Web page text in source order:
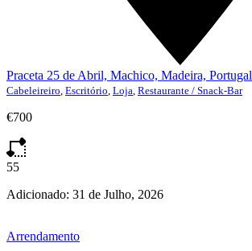
Praceta 25 de Abril, Machico, Madeira, Portugal
Cabeleireiro Escritório Loja Restaurante / Snack-Bar
€700
55
Adicionado: 31 de Julho, 2026
Arrendamento